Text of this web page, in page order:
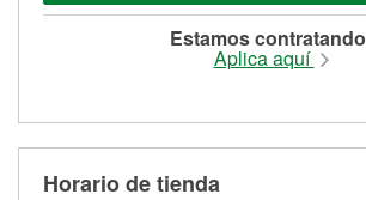
Estamos contratando
Aplica aquí
Horario de tienda